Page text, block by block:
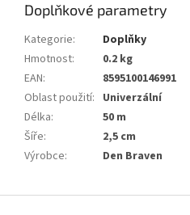
Doplňkové parametry
Kategorie:
Doplňky
Hmotnost:
0.2 kg
EAN:
8595100146991
Oblast použití: Univerzální
Délka:
50 m
Šíře:
2,5 cm
Výrobce: Den Braven